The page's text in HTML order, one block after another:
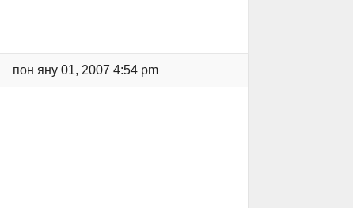
пон яну 01, 2007 4:54 pm